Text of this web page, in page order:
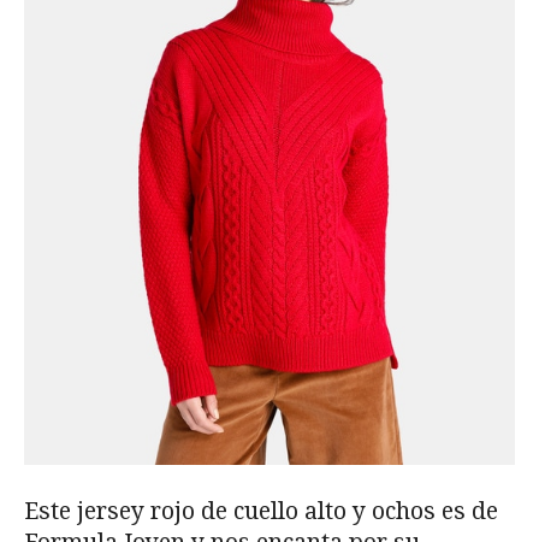
Este jersey rojo de cuello alto y ochos es de